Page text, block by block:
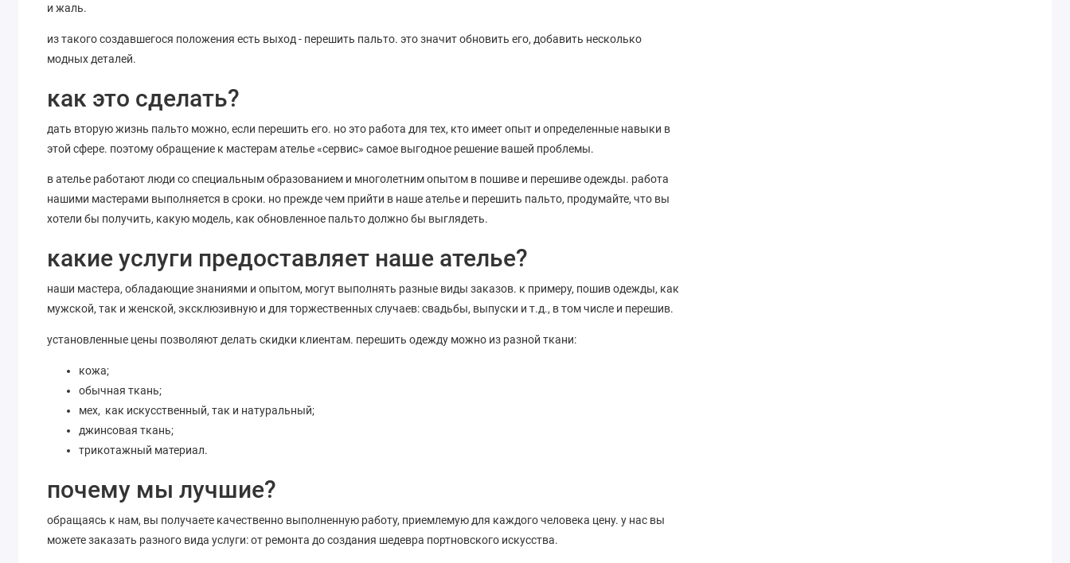
и жаль.
из такого создавшегося положения есть выход - перешить пальто. это значит обновить его, добавить несколько
модных деталей.
как это сделать?
дать вторую жизнь пальто можно, если перешить его. но это работа для тех, кто имеет опыт и определенные навыки в
этой сфере. поэтому обращение к мастерам ателье «сервис» самое выгодное решение вашей проблемы.
в ателье работают люди со специальным образованием и многолетним опытом в пошиве и перешиве одежды. работа
нашими мастерами выполняется в сроки. но прежде чем прийти в наше ателье и перешить пальто, продумайте, что вы
хотели бы получить, какую модель, как обновленное пальто должно бы выглядеть.
какие услуги предоставляет наше ателье?
наши мастера, обладающие знаниями и опытом, могут выполнять разные виды заказов. к примеру, пошив одежды, как
мужской, так и женской, эксклюзивную и для торжественных случаев: свадьбы, выпуски и т.д., в том числе и перешив.
установленные цены позволяют делать скидки клиентам. перешить одежду можно из разной ткани:
кожа;
обычная ткань;
мех, как искусственный, так и натуральный;
джинсовая ткань;
трикотажный материал.
почему мы лучшие?
обращаясь к нам, вы получаете качественно выполненную работу, приемлемую для каждого человека цену. у нас вы
можете заказать разного вида услуги: от ремонта до создания шедевра портновского искусства.